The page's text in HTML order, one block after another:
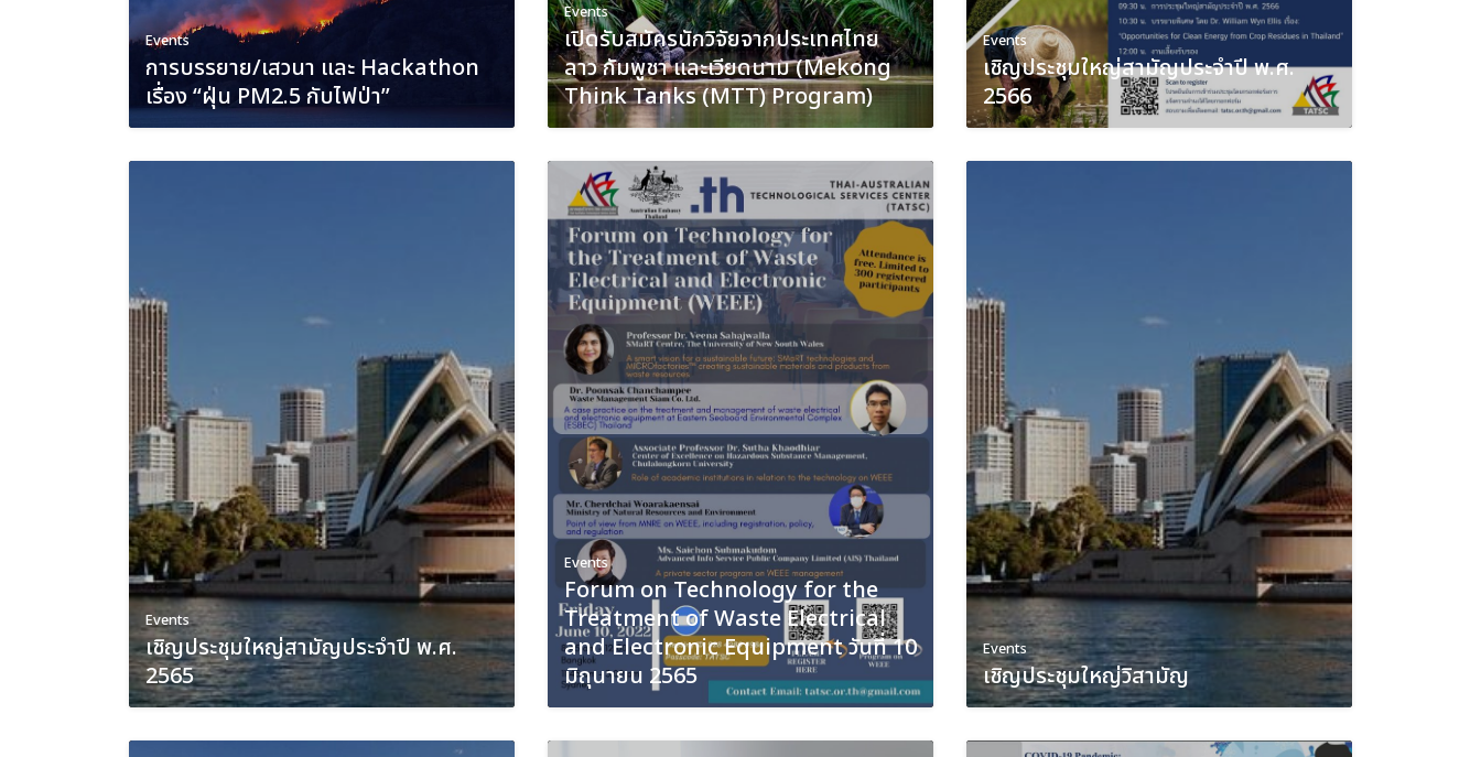
Events
การบรรยาย/เสวนา และ Hackathon
เรื่อง “ฝุ่น PM2.5 กับไฟป่า”
Events
เปิดรับสมัครนักวิจัยจากประเทศไทย
ลาว กัมพูชา และเวียดนาม (Mekong
Think Tanks (MTT) Program)
Events
เชิญประชุมใหญ่สามัญประจำปี พ.ศ.
2566
Events
เชิญประชุมใหญ่สามัญประจำปี พ.ศ.
2565
Events
Forum on Technology for the
Treatment of Waste Electrical
and Electronic Equipment วันที่ 10
มิถุนายน 2565
Events
เชิญประชุมใหญ่วิสามัญ